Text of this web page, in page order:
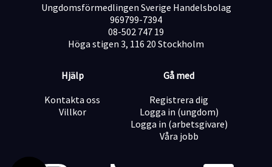
Ungdomsförmedlingen Sverige Handelsbolag
969799-7394
08-502 747 19
Höga stigen 3, 116 20 Stockholm
Hjälp
Kontakta oss
Villkor
Gå med
Registrera dig
Logga in (ungdom)
Logga in (arbetsgivare)
Våra jobb